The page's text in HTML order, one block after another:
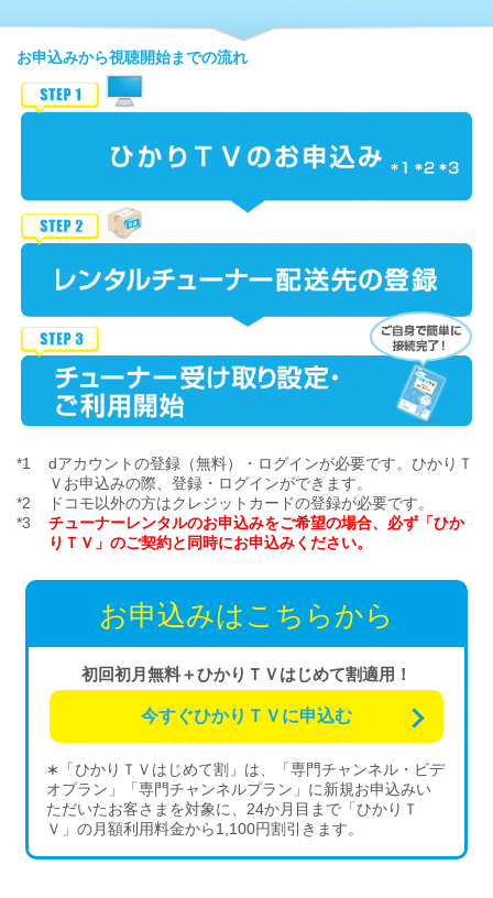
お申込みから視聴開始までの流れ
dアカウントの登録（無料）・ログインが必要です。ひかりＴ
Ｖお申込みの際、登録・ログインができます。
ドコモ以外の方はクレジットカードの登録が必要です。
チューナーレンタルのお申込みをご希望の場合、必ず「ひか
りＴＶ」のご契約と同時にお申込みください。
お申込みはこちらから
初回初月無料＋ひかりＴＶはじめて割適用！
今すぐひかりＴＶに申込む
∗「ひかりＴＶはじめて割」は、「専門チャンネル・ビデ
オプラン」「専門チャンネルプラン」に新規お申込みい
ただいたお客さまを対象に、24か月目まで「ひかりＴ
Ｖ」の月額利用料金から1,100円割引きます。